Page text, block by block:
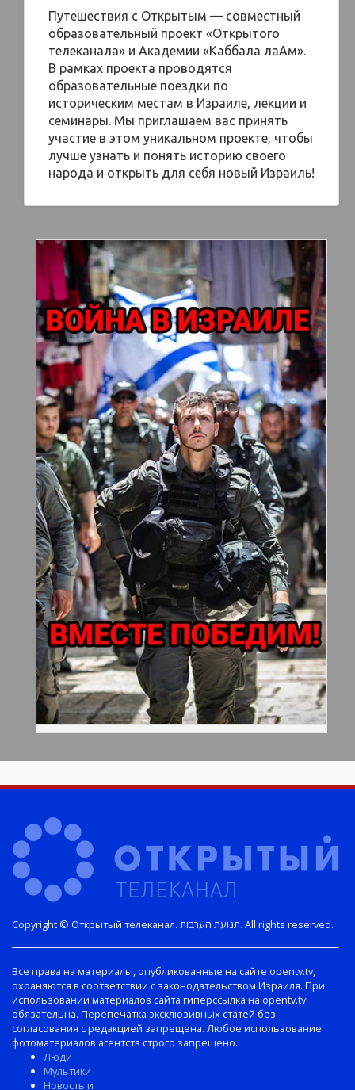
Путешествия с Oткрытым — совместный
образовательный проект «Открытого
телеканала» и Академии «Каббала лаАм».
В рамках проекта проводятся
образовательные поездки по
историческим местам в Израиле, лекции и
семинары. Мы приглашаем вас принять
участие в этом уникальном проекте, чтобы
лучше узнать и понять историю своего
народа и открыть для себя новый Израиль!
Copyright © Открытый телеканал. תנועת הערבות. All rights reserved.
Все права на материалы, опубликованные на сайте opentv.tv,
охраняются в соответствии с законодательством Израиля. При
использовании материалов сайта гиперссылка на opentv.tv
обязательна. Перепечатка эксклюзивных статей без
согласования с редакцией запрещена. Любое использование
фотоматериалов агентств строго запрещено.
Люди
Мультики
Новость и